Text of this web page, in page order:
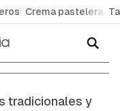
Crema pastelera
tradicionales y